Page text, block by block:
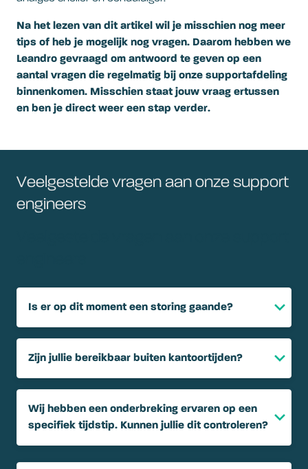
Na het lezen van dit artikel wil je misschien nog meer
tips of heb je mogelijk nog vragen. Daarom hebben we
Leandro gevraagd om antwoord te geven op een
aantal vragen die regelmatig bij onze supportafdeling
binnenkomen. Misschien staat jouw vraag ertussen
en ben je direct weer een stap verder.
Veelgestelde vragen aan onze support
engineers
Is er op dit moment een storing gaande?
Zijn jullie bereikbaar buiten kantoortijden?
Wij hebben een onderbreking ervaren op een
specifiek tijdstip. Kunnen jullie dit controleren?